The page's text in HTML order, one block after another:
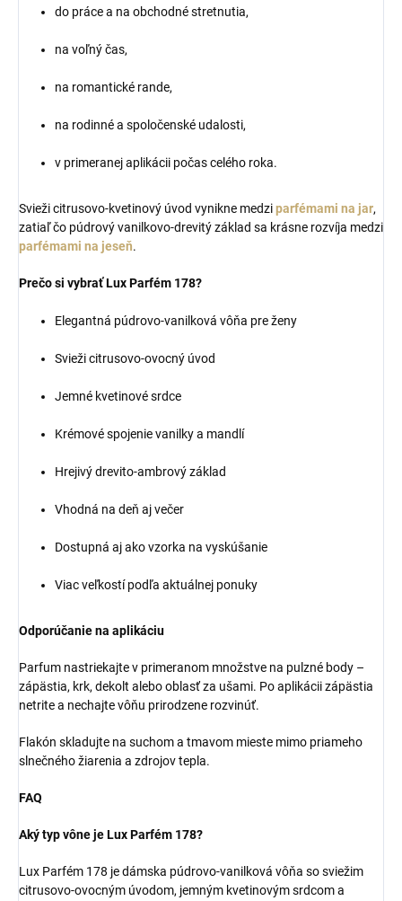
do práce a na obchodné stretnutia,
na voľný čas,
na romantické rande,
na rodinné a spoločenské udalosti,
v primeranej aplikácii počas celého roka.
Svieži citrusovo-kvetinový úvod vynikne medziparfémami na jar,
zatiaľ čo púdrový vanilkovo-drevitý základ sa krásne rozvíja medzi
parfémami na jeseň.
Prečo si vybrať Lux Parfém 178?
Elegantná púdrovo-vanilková vôňa pre ženy
Svieži citrusovo-ovocný úvod
Jemné kvetinové srdce
Krémové spojenie vanilky a mandlí
Hrejivý drevito-ambrový základ
Vhodná na deň aj večer
Dostupná aj ako vzorka na vyskúšanie
Viac veľkostí podľa aktuálnej ponuky
Odporúčanie na aplikáciu
Parfum nastriekajte v primeranom množstve na pulzné body –
zápästia, krk, dekolt alebo oblasť za ušami. Po aplikácii zápästia
netrite a nechajte vôňu prirodzene rozvinúť.
Flakón skladujte na suchom a tmavom mieste mimo priameho
slnečného žiarenia a zdrojov tepla.
FAQ
Aký typ vône je Lux Parfém 178?
Lux Parfém 178 je dámska púdrovo-vanilková vôňa so sviežim
citrusovo-ovocným úvodom, jemným kvetinovým srdcom a